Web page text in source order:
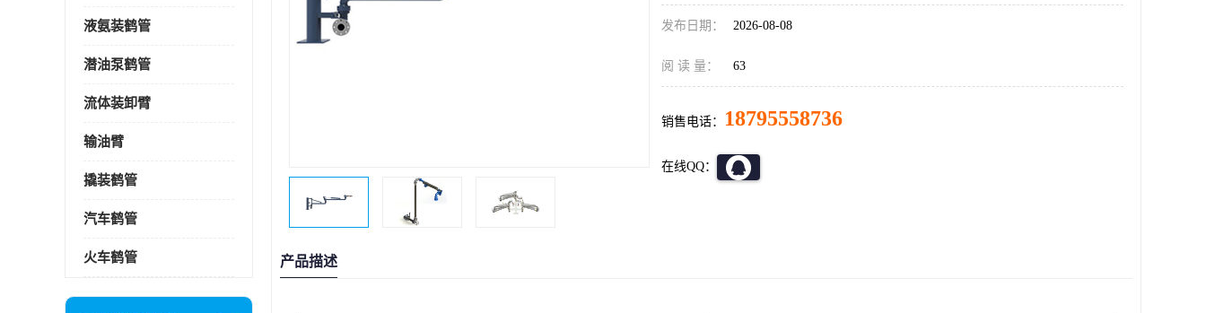
液氨装鹤管
潜油泵鹤管
流体装卸臂
输油臂
撬装鹤管
汽车鹤管
火车鹤管
发布日期： 2026-08-08
阅 读 量： 63
销售电话： 18795558736
在线QQ：
产品描述